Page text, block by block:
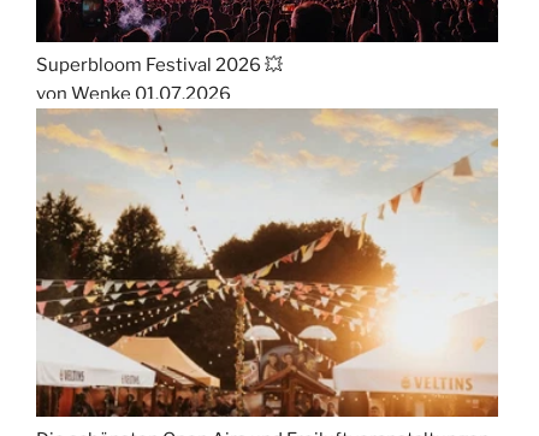
Superbloom Festival 2026 💥
von Wenke 01.07.2026